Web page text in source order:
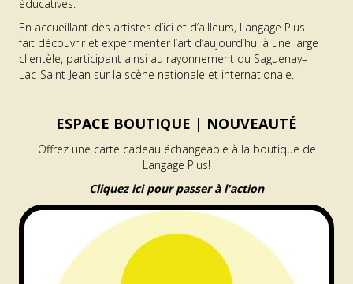
éducatives.
En accueillant des artistes d’ici et d’ailleurs, Langage Plus
fait découvrir et expérimenter l’art d’aujourd’hui à une large
clientèle, participant ainsi au rayonnement du Saguenay–
Lac-Saint-Jean sur la scène nationale et internationale.
ESPACE BOUTIQUE | NOUVEAUTÉ
Offrez une carte cadeau échangeable à la boutique de
Langage Plus!
Cliquez ici pour passer à l'action